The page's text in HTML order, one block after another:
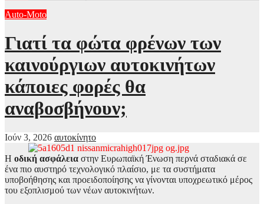
Auto-Moto
Γιατί τα φώτα φρένων των
καινούργιων αυτοκινήτων
κάποιες φορές θα
αναβοσβήνουν;
Ιούν 3, 2026 αυτοκίνητο
Η οδική ασφάλεια στην Ευρωπαϊκή Ένωση περνά σταδιακά σε
ένα πιο αυστηρό τεχνολογικό πλαίσιο, με τα συστήματα
υποβοήθησης και προειδοποίησης να γίνονται υποχρεωτικό μέρος
του εξοπλισμού των νέων αυτοκινήτων.